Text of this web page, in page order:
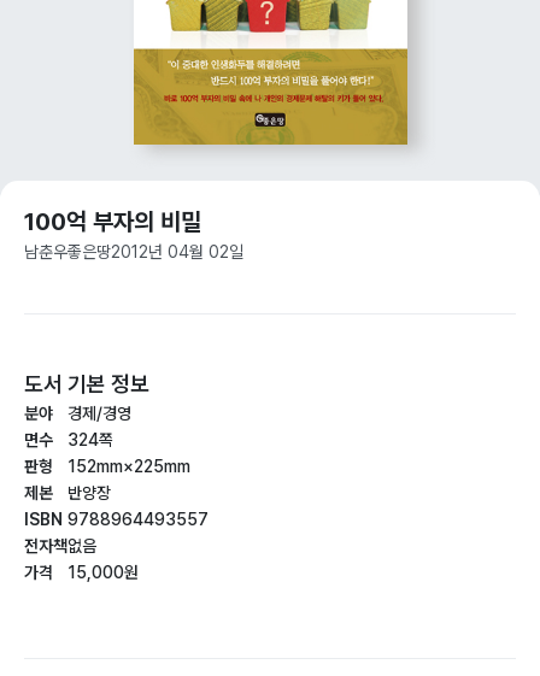
100억 부자의 비밀
남춘우좋은땅2012년 04월 02일
도서 기본 정보
분야
면수
판형
제본
ISBN
전자책
가격
경제/경영
324쪽
152mm×225mm
반양장
9788964493557
없음
15,000원